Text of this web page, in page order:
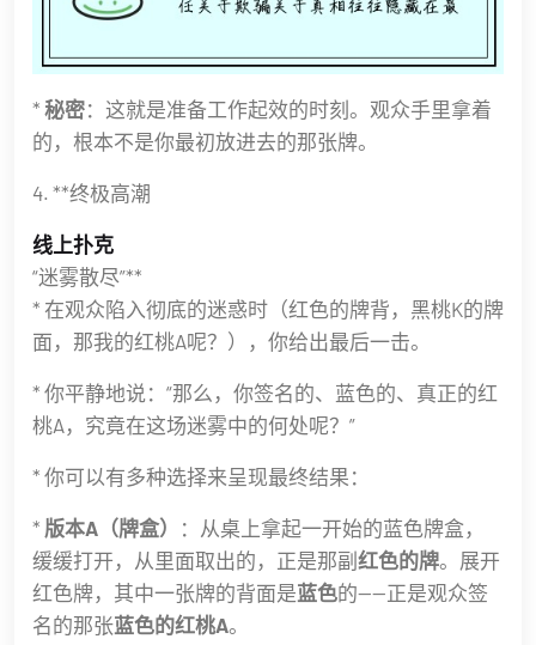
* 秘密：这就是准备工作起效的时刻。观众手里拿着
的，根本不是你最初放进去的那张牌。
4. **终极高潮
线上扑克
“迷雾散尽”**
* 在观众陷入彻底的迷惑时（红色的牌背，黑桃K的牌
面，那我的红桃A呢？），你给出最后一击。
* 你平静地说：“那么，你签名的、蓝色的、真正的红
桃A，究竟在这场迷雾中的何处呢？”
* 你可以有多种选择来呈现最终结果：
* 版本A（牌盒）
：从桌上拿起一开始的蓝色牌盒，
缓缓打开，从里面取出的，正是那副红色的牌。展开
红色牌，其中一张牌的背面是蓝色的——正是观众签
名的那张蓝色的红桃A。